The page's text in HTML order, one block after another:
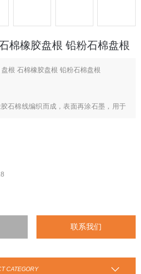
棉橡胶盘根 铅粉石棉盘根
根 石棉橡胶盘根 铅粉石棉盘根
石棉线编织而成，表面再涂石墨，用于
石棉橡胶高压盘根。
联系我们
CATEGORY